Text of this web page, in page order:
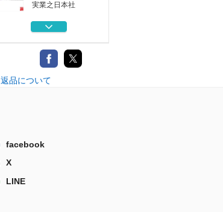
実業之日本社
遊ビヲセントヤ
春陽堂書店
鎌倉幽世八景
鳥影社
返品について
facebook
X
LINE